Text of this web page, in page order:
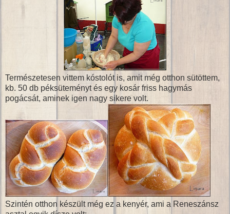
Természetesen vittem kóstolót is, amit még otthon sütöttem,
kb. 50 db péksüteményt és egy kosár friss hagymás
pogácsát, aminek igen nagy sikere volt.
Szintén otthon készült még ez a kenyér, ami a Reneszánsz